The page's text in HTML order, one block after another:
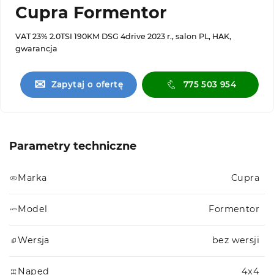
Cupra Formentor
VAT 23% 2.0TSI 190KM DSG 4drive 2023 r., salon PL, HAK,
gwarancja
✉ Zapytaj o ofertę 775 503 954
Parametry techniczne
Marka Cupra
Model Formentor
Wersja bez wersji
Napęd 4x4